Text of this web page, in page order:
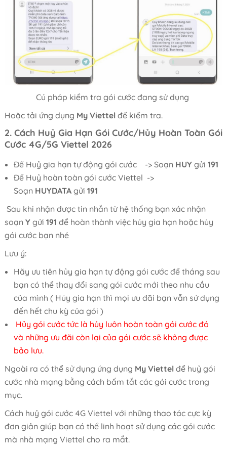
Cú pháp kiểm tra gói cước đang sử dụng
Hoặc tải ứng dụng My Viettel để kiểm tra.
2. Cách Huỷ Gia Hạn Gói Cước/Hủy Hoàn Toàn Gói
Cước 4G/5G Viettel 2026
Để Huỷ gia hạn tự động gói cước -> Soạn HUY gửi 191
Để Huỷ hoàn toàn gói cước Viettel ->
Soạn HUYDATA gửi 191
Sau khi nhận được tin nhắn từ hệ thống bạn xác nhận
soạn Y gửi 191 để hoàn thành việc hủy gia hạn hoặc hủy
gói cước bạn nhé
Lưu ý:
Hãy ưu tiên hủy gia hạn tự động gói cước để tháng sau
bạn có thể thay đổi sang gói cước mới theo nhu cầu
của mình ( Hủy gia hạn thì mọi ưu đãi bạn vẫn sử dụng
đến hết chu kỳ của gói )
Hủy gói cước tức là hủy luôn hoàn toàn gói cước đó
và những ưu đãi còn lại của gói cước sẽ không được
bảo lưu.
Ngoài ra có thể sử dụng ứng dụng My Viettel để huỷ gói
cước nhà mạng bằng cách bấm tắt các gói cước trong
mục.
Cách huỷ gói cước 4G Viettel với những thao tác cực kỳ
đơn giản giúp bạn có thể linh hoạt sử dụng các gói cước
mà nhà mạng Viettel cho ra mắt.